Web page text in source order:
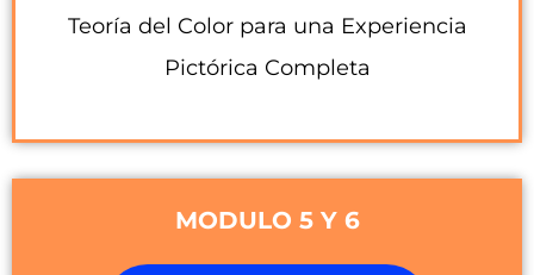
Teoría del Color para una Experiencia
Pictórica Completa
MODULO 5 Y 6